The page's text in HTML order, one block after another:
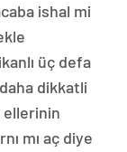
ishal mi
üç defa
dikkatli
ellerinin
mı aç diye